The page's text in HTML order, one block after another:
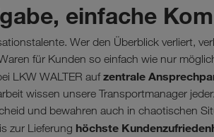
einfache
Wer den Überblick verliert,
für Kunden so einfach wie nur
LKW WALTER aufzentrale
wissen unsere Transportmanager
und bewahren auch in chaotischen
zur Lieferung höchste